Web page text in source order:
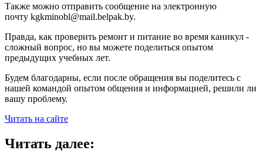
Также можно отправить сообщение на электронную
почту kgkminobl@mail.belpak.by.
Правда, как проверить ремонт и питание во время каникул -
сложный вопрос, но вы можете поделиться опытом
предыдущих учебных лет.
Будем благодарны, если после обращения вы поделитесь с
нашей командой опытом общения и информацией, решили ли
вашу проблему.
Читать на сайте
Читать далее: